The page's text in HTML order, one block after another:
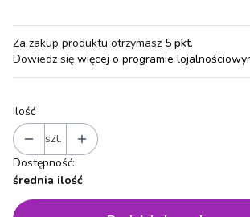
Za zakup produktu otrzymasz 5 pkt.
Dowiedz się więcej o programie
Ilość
szt.
Dostępność:
średnia ilość